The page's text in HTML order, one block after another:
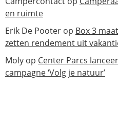
en ruimte
Erik De Pooter op Box 3
zetten rendement uit
Moly op Center Parcs
campagne ‘Volg je natuur’